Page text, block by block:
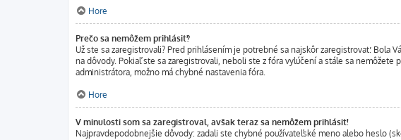
Hore
Prečo sa nemôžem prihlásiť?
Už ste sa zaregistrovali? Pred prihlásením je potrebné sa najskôr zaregistrovať. Bola
na dôvody. Pokiaľ ste sa zaregistrovali, neboli ste z fóra vylúčení a stále sa
administrátora, možno má chybné nastavenia fóra.
Hore
V minulosti som sa zaregistroval, avšak teraz sa nemôžem prihlásiť!
Najpravdepodobnejšie dôvody: zadali ste chybné používateľské meno alebo heslo